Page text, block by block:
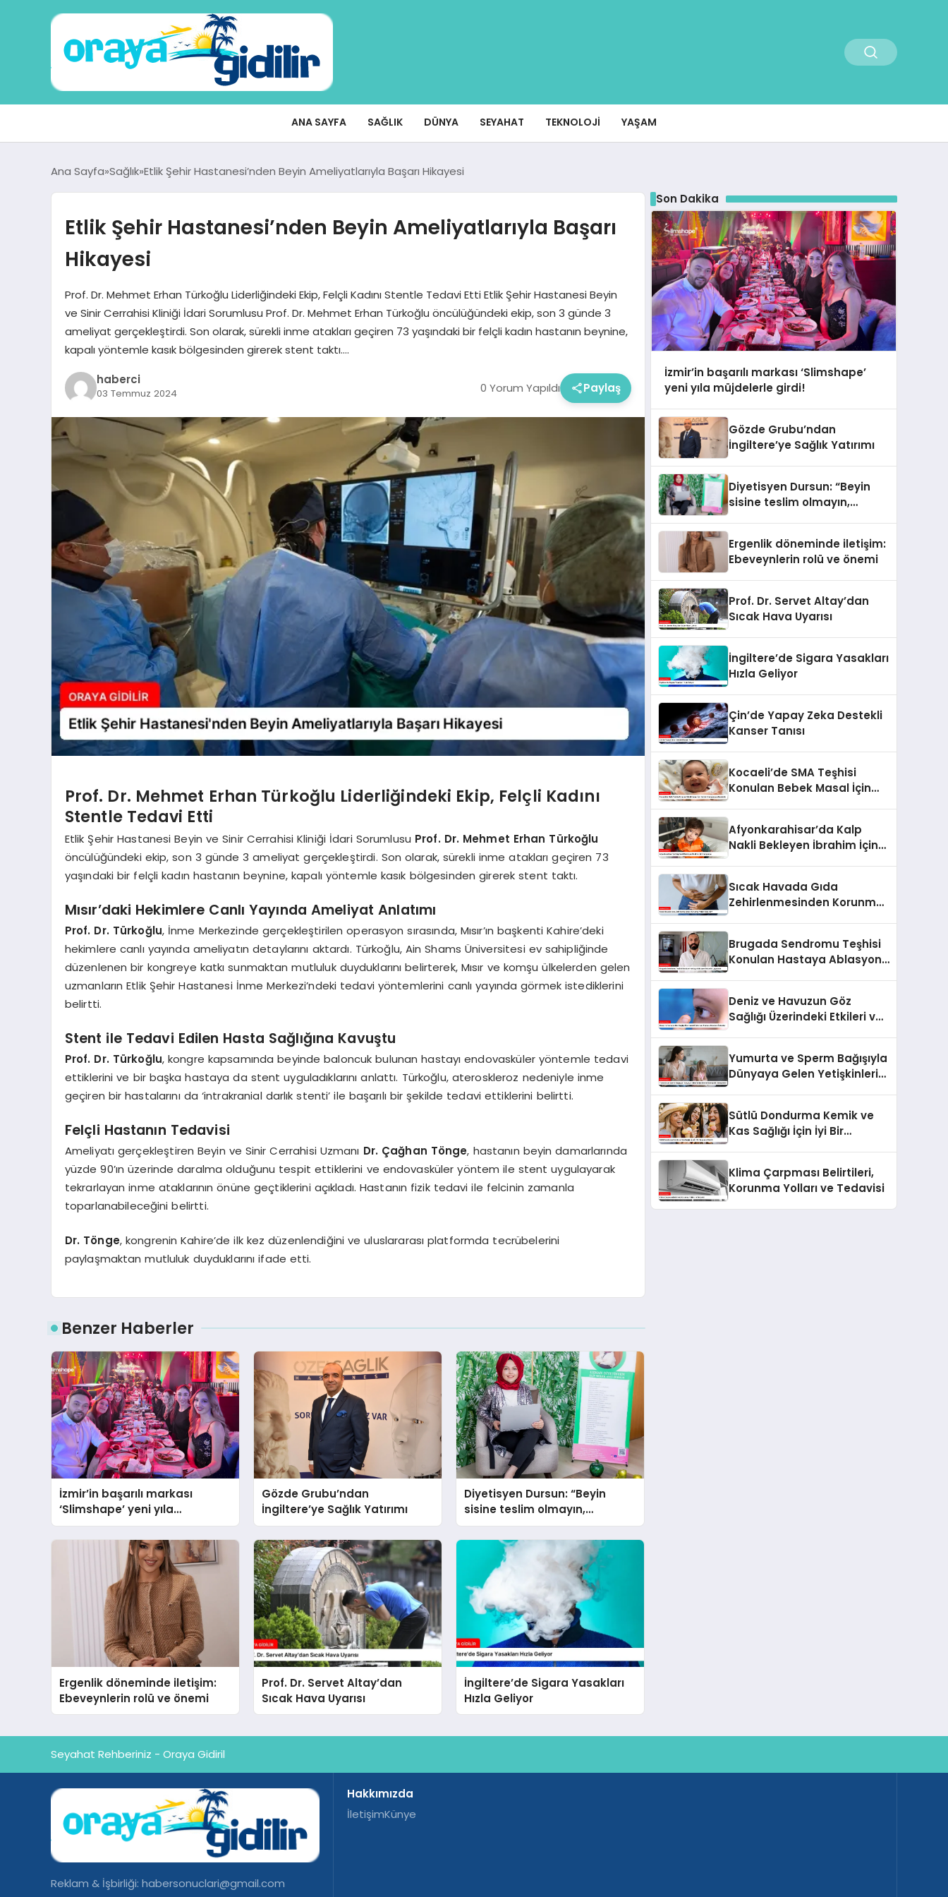
ANA SAYFA SAĞLIK DÜNYA SEYAHAT TEKNOLOJI YAŞAM
Ana Sayfa Sağlık Etlik Şehir Hastanesi’nden Beyin Ameliyatlarıyla Başarı Hikayesi
Etlik Şehir Hastanesi’nden Beyin Ameliyatlarıyla Başarı
Hikayesi
Prof. Dr. Mehmet Erhan Türkoğlu Liderliğindeki Ekip, Felçli Kadını Stentle Tedavi Etti Etlik Şehir Hastanesi Beyin
ve Sinir Cerrahisi Kliniği İdari Sorumlusu Prof. Dr. Mehmet Erhan Türkoğlu öncülüğündeki ekip, son 3 günde 3
ameliyat gerçekleştirdi. Son olarak, sürekli inme atakları geçiren 73 yaşındaki bir felçli kadın hastanın beynine,
kapalı yöntemle kasık bölgesinden girerek stent taktı….
haberci
03 Temmuz 2024 0 Yorum Yapıldı Paylaş
Prof. Dr. Mehmet Erhan Türkoğlu Liderliğindeki Ekip, Felçli Kadını
Stentle Tedavi Etti
Etlik Şehir Hastanesi Beyin ve Sinir Cerrahisi Kliniği İdari Sorumlusu Prof. Dr. Mehmet Erhan Türkoğlu
öncülüğündeki ekip, son 3 günde 3 ameliyat gerçekleştirdi. Son olarak, sürekli inme atakları geçiren 73
yaşındaki bir felçli kadın hastanın beynine, kapalı yöntemle kasık bölgesinden girerek stent taktı.
Mısır’daki Hekimlere Canlı Yayında Ameliyat Anlatımı
Prof. Dr. Türkoğlu, İnme Merkezinde gerçekleştirilen operasyon sırasında, Mısır’ın başkenti Kahire’deki
hekimlere canlı yayında ameliyatın detaylarını aktardı. Türkoğlu, Ain Shams Üniversitesi ev sahipliğinde
düzenlenen bir kongreye katkı sunmaktan mutluluk duyduklarını belirterek, Mısır ve komşu ülkelerden gelen
uzmanların Etlik Şehir Hastanesi İnme Merkezi’ndeki tedavi yöntemlerini canlı yayında görmek istediklerini
belirtti.
Stent ile Tedavi Edilen Hasta Sağlığına Kavuştu
Prof. Dr. Türkoğlu, kongre kapsamında beyinde baloncuk bulunan hastayı endovasküler yöntemle tedavi
ettiklerini ve bir başka hastaya da stent uyguladıklarını anlattı. Türkoğlu, ateroskleroz nedeniyle inme
geçiren bir hastalarını da ‘intrakranial darlık stenti’ ile başarılı bir şekilde tedavi ettiklerini belirtti.
Felçli Hastanın Tedavisi
Ameliyatı gerçekleştiren Beyin ve Sinir Cerrahisi Uzmanı Dr. Çağhan Tönge, hastanın beyin damarlarında
yüzde 90’ın üzerinde daralma olduğunu tespit ettiklerini ve endovasküler yöntem ile stent uygulayarak
tekrarlayan inme ataklarının önüne geçtiklerini açıkladı. Hastanın fizik tedavi ile felcinin zamanla
toparlanabileceğini belirtti.
Dr. Tönge, kongrenin Kahire’de ilk kez düzenlendiğini ve uluslararası platformda tecrübelerini
paylaşmaktan mutluluk duyduklarını ifade etti.
Benzer Haberler
İzmir’in başarılı markası
‘Slimshape’ yeni yıla
müjdelerle girdi!
Gözde Grubu’ndan
İngiltere’ye Sağlık Yatırımı
Diyetisyen Dursun: “Beyin
sisine teslim olmayın,
beslenme ve yaşam tarzınızı
değiştirin!”
Ergenlik döneminde iletişim:
Ebeveynlerin rolü ve önemi
Prof. Dr. Servet Altay’dan
Sıcak Hava Uyarısı
İngiltere’de Sigara Yasakları
Hızla Geliyor
Son Dakika
İzmir’in başarılı markası ‘Slimshape’
yeni yıla müjdelerle girdi!
Gözde Grubu’ndan
İngiltere’ye Sağlık Yatırımı
Diyetisyen Dursun: “Beyin
sisine teslim olmayın,
Ergenlik döneminde iletişim:
Ebeveynlerin rolü ve önemi
Prof. Dr. Servet Altay’dan
Sıcak Hava Uyarısı
İngiltere’de Sigara Yasakları
Hızla Geliyor
Çin’de Yapay Zeka Destekli
Kanser Tanısı
Kocaeli’de SMA Teşhisi
Konulan Bebek Masal İçin
Afyonkarahisar’da Kalp
Nakli Bekleyen İbrahim İçin
Sıcak Havada Gıda
Zehirlenmesinden Korunma
Brugada Sendromu Teşhisi
Konulan Hastaya Ablasyon
Deniz ve Havuzun Göz
Sağlığı Üzerindeki Etkileri ve
Yumurta ve Sperm Bağışıyla
Dünyaya Gelen Yetişkinlerin
Sütlü Dondurma Kemik ve
Kas Sağlığı İçin İyi Bir
Klima Çarpması Belirtileri,
Korunma Yolları ve Tedavisi
Seyahat Rehberiniz - Oraya Gidiril
Reklam & İşbirliği: habersonuclari@gmail.com
Hakkımızda
İletişimKünye